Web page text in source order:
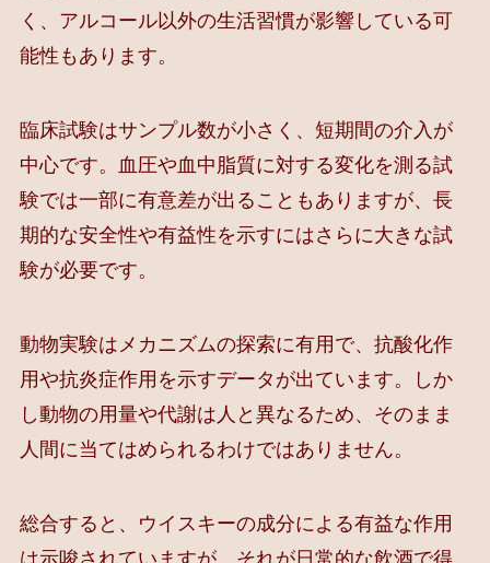
く、アルコール以外の生活習慣が影響している可
能性もあります。
臨床試験はサンプル数が小さく、短期間の介入が
中心です。血圧や血中脂質に対する変化を測る試
験では一部に有意差が出ることもありますが、長
期的な安全性や有益性を示すにはさらに大きな試
験が必要です。
動物実験はメカニズムの探索に有用で、抗酸化作
用や抗炎症作用を示すデータが出ています。しか
し動物の用量や代謝は人と異なるため、そのまま
人間に当てはめられるわけではありません。
総合すると、ウイスキーの成分による有益な作用
は示唆されていますが、それが日常的な飲酒で得